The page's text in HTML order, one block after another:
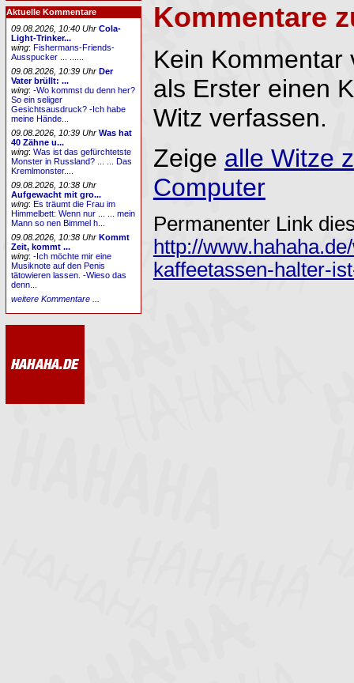
Kommentare
Kein Kommentar
als Erster einen
Witz verfassen.
Zeige alle Witze
Computer
Permanenter Link
http://
kaffeetassen-halter-
Aktuelle Kommentare
09.08.2026, 10:40 Uhr Cola-
Light-Trinker...
wing:Fishermans-Friends-
Ausspucker ... ......
09.08.2026, 10:39 Uhr Der
Vater brüllt: ...
wing:-Wo kommst du denn her?
So ein seliger
Gesichtsausdruck? -Ich habe
meine Hände...
09.08.2026, 10:39 Uhr Was hat
40 Zähne u...
wing:Was ist das gefürchtetste
Monster in Russland? ... ... Das
Kremlmonster....
09.08.2026, 10:38 Uhr
Aufgewacht mit gro...
wing:Es träumt die Frau im
Himmelbett: Wenn nur ... ... mein
Mann so nen Bimmel h...
09.08.2026, 10:38 Uhr Kommt
Zeit, kommt ...
wing:-Ich möchte mir eine
Musiknote auf den Penis
tätowieren lassen. -Wieso das
denn...
weitere Kommentare ...